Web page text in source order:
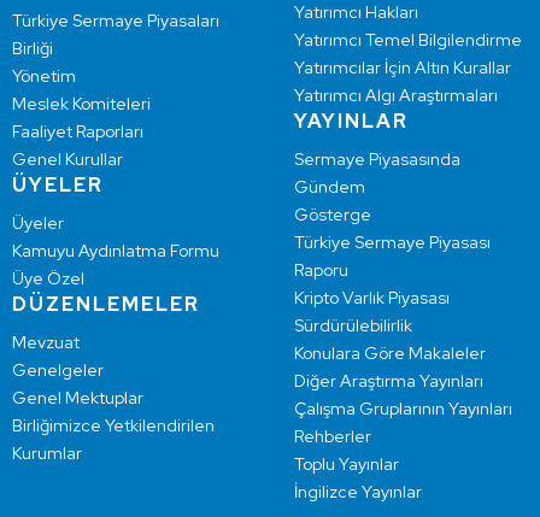
Türkiye Sermaye Piyasaları
Birliği
Yönetim
Meslek Komiteleri
Faaliyet Raporları
Genel Kurullar
ÜYELER
Üyeler
Kamuyu Aydınlatma Formu
Üye Özel
DÜZENLEMELER
Mevzuat
Genelgeler
Genel Mektuplar
Birliğimizce Yetkilendirilen
Kurumlar
Yatırımcı Hakları
Yatırımcı Temel Bilgilendirme
Yatırımcılar İçin Altın Kurallar
Yatırımcı Algı Araştırmaları
YAYINLAR
Sermaye Piyasasında
Gündem
Gösterge
Türkiye Sermaye Piyasası
Raporu
Kripto Varlık Piyasası
Sürdürülebilirlik
Konulara Göre Makaleler
Diğer Araştırma Yayınları
Çalışma Gruplarının Yayınları
Rehberler
Toplu Yayınlar
İngilizce Yayınlar